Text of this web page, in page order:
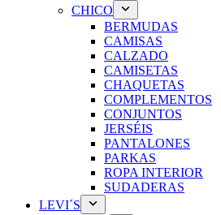
CHICO
BERMUDAS
CAMISAS
CALZADO
CAMISETAS
CHAQUETAS
COMPLEMENTOS
CONJUNTOS
JERSÉIS
PANTALONES
PARKAS
ROPA INTERIOR
SUDADERAS
LEVI´S